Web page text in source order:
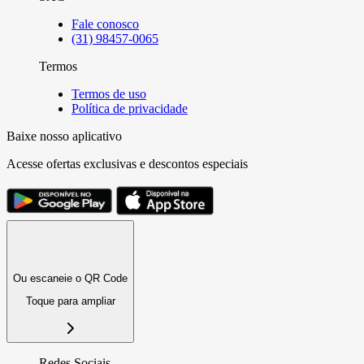
Fale conosco
(31) 98457-0065
Termos
Termos de uso
Política de privacidade
Baixe nosso aplicativo
Acesse ofertas exclusivas e descontos especiais
Ou escaneie o QR Code
Toque para ampliar